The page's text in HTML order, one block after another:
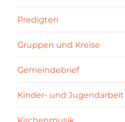
Predigten
Gruppen und Kreise
Gemeindebrief
Kinder- und Jugendarbeit
Kirchenmusik